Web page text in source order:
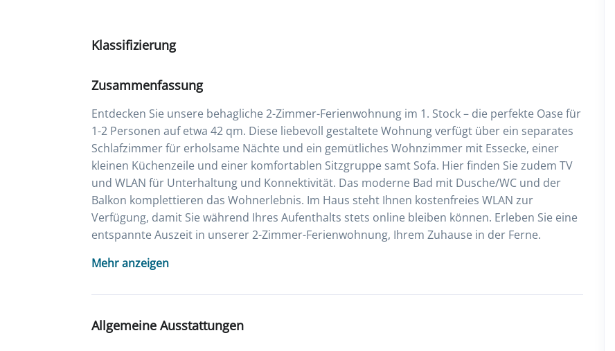
Klassifizierung
Zusammenfassung
Entdecken Sie unsere behagliche 2-Zimmer-Ferienwohnung im 1. Stock – die perfekte Oase für
1-2 Personen auf etwa 42 qm. Diese liebevoll gestaltete Wohnung verfügt über ein separates
Schlafzimmer für erholsame Nächte und ein gemütliches Wohnzimmer mit Essecke, einer
kleinen Küchenzeile und einer komfortablen Sitzgruppe samt Sofa. Hier finden Sie zudem TV
und WLAN für Unterhaltung und Konnektivität. Das moderne Bad mit Dusche/WC und der
Balkon komplettieren das Wohnerlebnis. Im Haus steht Ihnen kostenfreies WLAN zur
Verfügung, damit Sie während Ihres Aufenthalts stets online bleiben können. Erleben Sie eine
entspannte Auszeit in unserer 2-Zimmer-Ferienwohnung, Ihrem Zuhause in der Ferne.
Mehr anzeigen
Allgemeine Ausstattungen